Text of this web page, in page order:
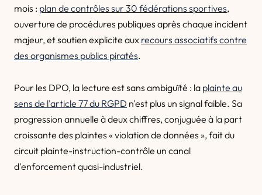
mois : plan de contrôles sur 30 fédérations sportives,
ouverture de procédures publiques après chaque incident
majeur, et soutien explicite aux recours associatifs contre
des organismes publics piratés.
Pour les DPO, la lecture est sans ambiguïté : la plainte au
sens de l'article 77 du RGPD n'est plus un signal faible. Sa
progression annuelle à deux chiffres, conjuguée à la part
croissante des plaintes « violation de données », fait du
circuit plainte-instruction-contrôle un canal
d'enforcement quasi-industriel.